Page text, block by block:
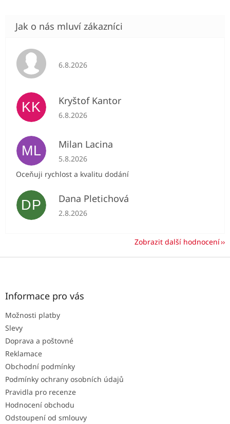
Hodnocení obchodu je 5 z 5 hvězdiček.
6.8.2026
KK Kryštof Kantor
Hodnocení obchodu je 5 z 5 hvězdiček.
6.8.2026
ML Milan Lacina
Hodnocení obchodu je 5 z 5 hvězdiček.
5.8.2026
Oceňuji rychlost a kvalitu dodání
DP Dana Pletichová
Hodnocení obchodu je 5 z 5 hvězdiček.
2.8.2026
Zobrazit další hodnocení
Z
Informace pro vás
Možnosti platby
Slevy
Doprava a poštovné
Reklamace
Obchodní podmínky
Podmínky ochrany osobních údajů
Pravidla pro recenze
Hodnocení obchodu
Odstoupení od smlouvy